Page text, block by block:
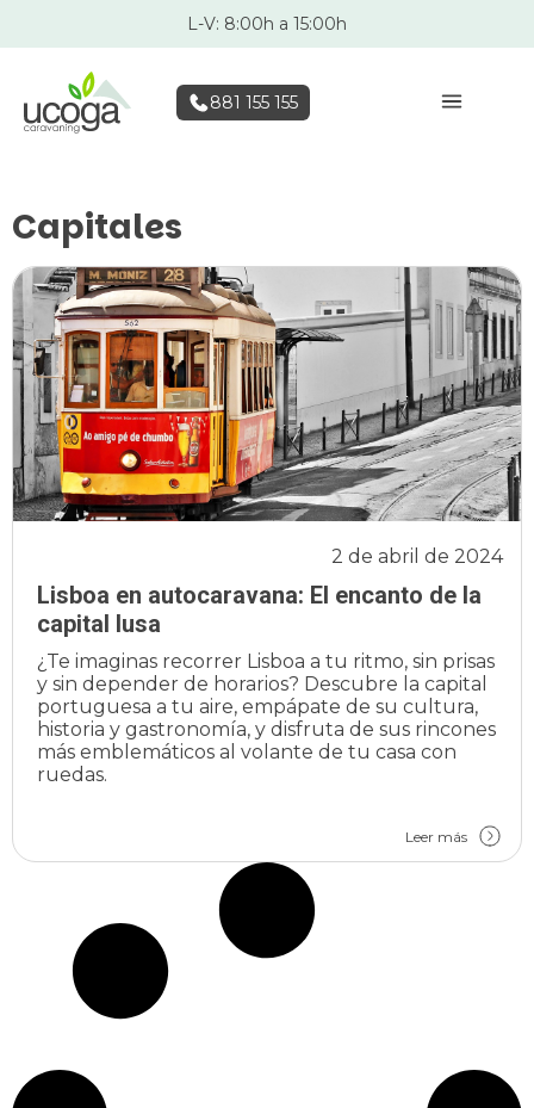
L-V: 8:00h a 15:00h
881 155 155
Capitales
Lisboa en autocaravana: El encanto de la
capital lusa
2 de abril de 2024
¿Te imaginas recorrer Lisboa a tu ritmo, sin prisas
y sin depender de horarios? Descubre la capital
portuguesa a tu aire, empápate de su cultura,
historia y gastronomía, y disfruta de sus rincones
más emblemáticos al volante de tu casa con
ruedas.
Leer más